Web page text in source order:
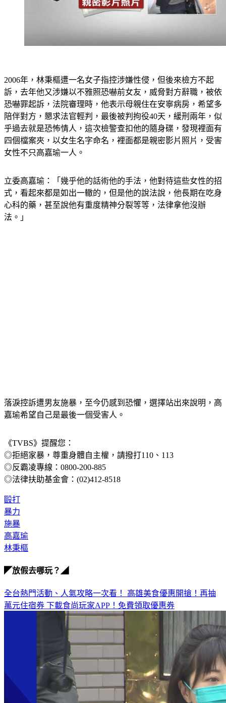
2006年，林秉樞遭一名女子指控涉嫌性侵，但後來檢方不起
訴，去年他又涉嫌以不雅照恐嚇前女友，威脅對方辭職，被依
恐嚇罪起訴，法院審理時，他表示母親住在安寧病房，希望多
陪伴對方，懇求法官輕判，最後被判拘役40天，緩刑兩年，似
乎過去就是恐怖情人，這次檢警查扣他的隨身碟，發現裡面有
四個檔案夾，以女生名字命名，裡面都是親密影片照片，受害
女性不只高嘉瑜一人。
立委高嘉瑜：「幾乎他的話術他的手法，他對待這些女性的招
式，看起來都是如出一轍的，但是他的說法說，他長期在吃身
心科的藥，甚至說他有重度精神分裂等等，法律拿他沒辦
法。」
落淚控訴遭男友施暴，至今仍感到恐懼，選擇站出來說明，高
嘉瑜希望自己是最後一個受害人。
《TVBS》提醒您：
◎拒絕家暴，尊重身體自主權，請撥打110、113
◎反霸凌專線：0800-200-885
◎法律扶助基金會：(02)412-8518
毆打
暴力
施暴
高嘉瑜
林秉樞
◤放假去哪玩？◢
全台熱門活動、人氣攻略一次看！ 高雄美食優惠開搶！再抽
萬元住宿券 下載食尚玩家APP！免費領取優惠券